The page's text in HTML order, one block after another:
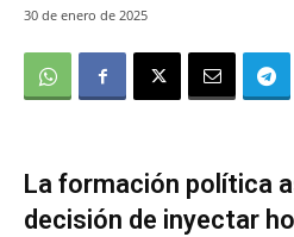
30 de enero de 2025
La formación política
decisión de inyectar